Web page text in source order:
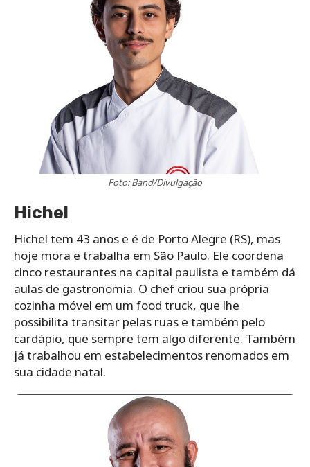
Foto: Band/Divulgação
Hichel
Hichel tem 43 anos e é de Porto Alegre (RS), mas
hoje mora e trabalha em São Paulo. Ele coordena
cinco restaurantes na capital paulista e também dá
aulas de gastronomia. O chef criou sua própria
cozinha móvel em um food truck, que lhe
possibilita transitar pelas ruas e também pelo
cardápio, que sempre tem algo diferente. Também
já trabalhou em estabelecimentos renomados em
sua cidade natal.